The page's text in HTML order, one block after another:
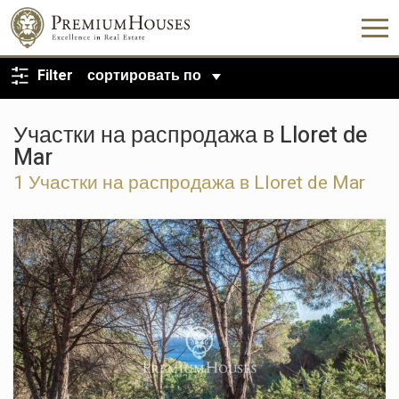
Filter сортировать по
Участки на распродажа в Lloret de
Mar
1 Участки на распродажа в Lloret de Mar
ВЕРНУТЬСЯ К ПОИСКУ